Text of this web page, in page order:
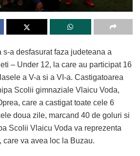
s-a desfasurat faza judeteana a
– Under 12, la care au participat 16
a V-a si a VI-a. Castigatoarea
Scolii gimnaziale Vlaicu Voda,
care a castigat toate cele 6
doua zile, marcand 40 de goluri si
Scolii Vlaicu Voda va reprezenta
care va avea loc la Buzau.